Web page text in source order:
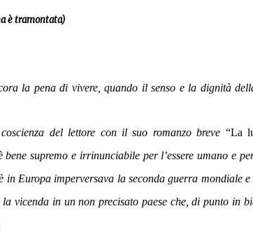
è tramontata)
la pena di vivere, quando il senso e la dignità
del lettore con il suo romanzo breve “La
supremo e irrinunciabile per l’essere umano e
Europa imperversava la seconda guerra mondiale
vicenda in un non precisato paese che, di punto in